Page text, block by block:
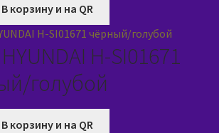
В корзину и на QR
H-SI01671
голубой
В корзину и на QR